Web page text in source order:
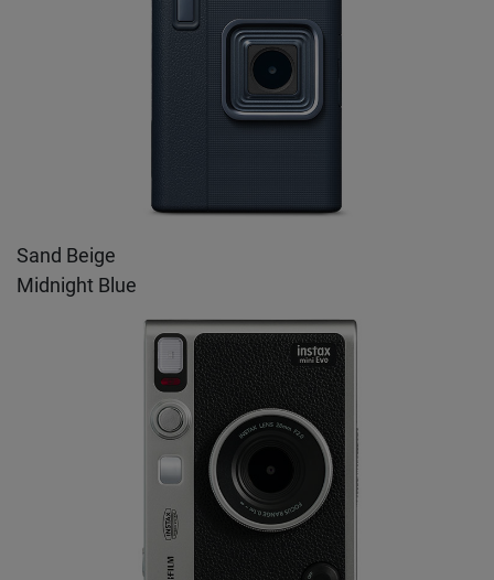
Sand Beige
Midnight Blue